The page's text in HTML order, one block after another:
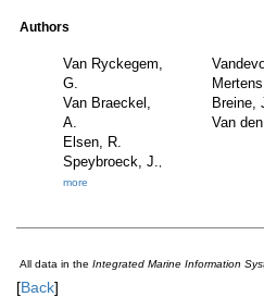
Authors
Van Ryckegem,
G.
Van Braeckel,
A.
Elsen, R.
Speybroeck, J.
more
Breine,
Van
All data in the Integrated Marine Information
[Back]